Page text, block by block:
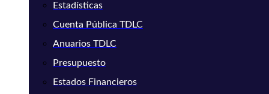
Estadísticas
Cuenta Pública TDLC
Anuarios TDLC
Presupuesto
Estados Financieros